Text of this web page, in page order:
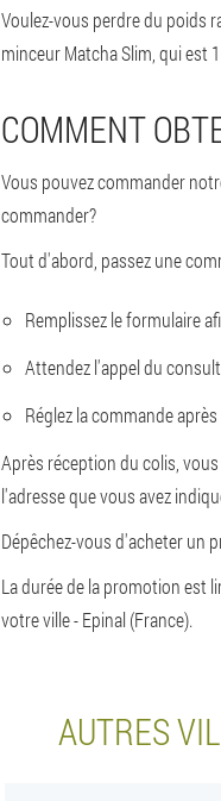
Voulez-vous perdre du poids
minceur Matcha Slim, qui est
COMMENT
Vous pouvez commander
commander?
Tout d'abord, passez une
Remplissez le formulaire
Attendez l'appel du
Réglez la commande
Après réception du colis,
l'adresse que vous avez
Dépêchez-vous d'acheter un
La durée de la promotion est
votre ville - Epinal (France).
AUTRES